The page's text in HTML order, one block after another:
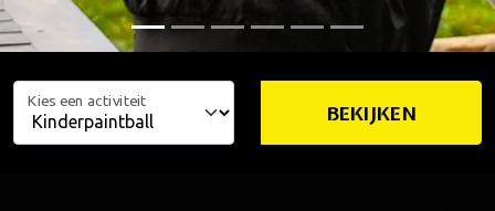
Kies een activiteit BEKIJKEN